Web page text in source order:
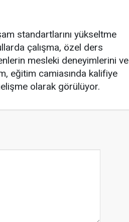
standartlarını yükseltme
çalışma, özel ders
mesleki deneyimlerini ve
eğitim camiasında kalifiye
olarak görülüyor.